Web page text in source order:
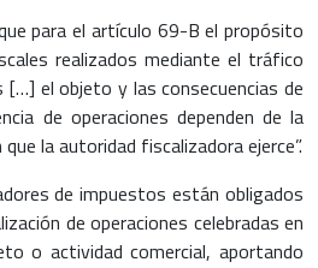
para el artículo 69-B el propósito
realizados mediante el tráfico
el objeto y las consecuencias de
de operaciones dependen de la
la autoridad fiscalizadora ejerce”.
de impuestos están obligados
de operaciones celebradas en
o actividad comercial, aportando